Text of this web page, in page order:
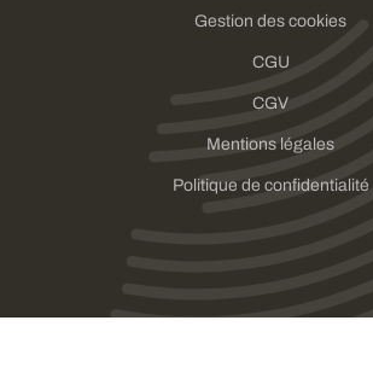
Gestion des cookies
CGU
CGV
Mentions légales
Politique de confidentialité